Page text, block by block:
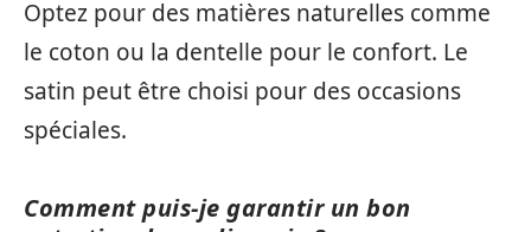
Optez pour des matières naturelles comme
le coton ou la dentelle pour le confort. Le
satin peut être choisi pour des occasions
spéciales.
Comment puis-je garantir un bon